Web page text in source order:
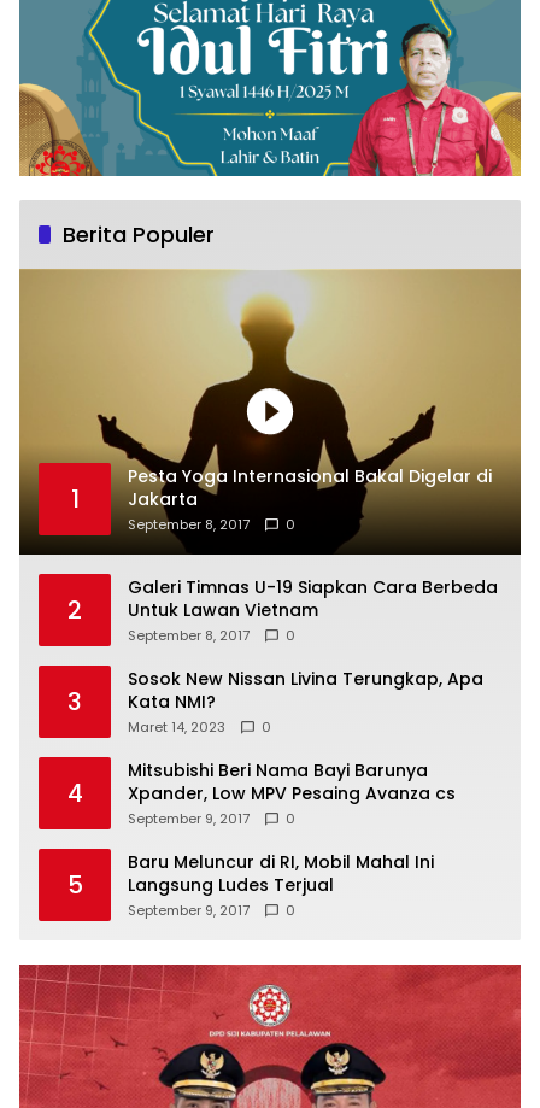
Berita Populer
1
Pesta Yoga Internasional Bakal Digelar di
Jakarta
September 8, 2017 0
2
Galeri Timnas U-19 Siapkan Cara Berbeda
Untuk Lawan Vietnam
September 8, 2017 0
3
Sosok New Nissan Livina Terungkap, Apa
Kata NMI?
Maret 14, 2023 0
4
Mitsubishi Beri Nama Bayi Barunya
Xpander, Low MPV Pesaing Avanza cs
September 9, 2017 0
5
Baru Meluncur di RI, Mobil Mahal Ini
Langsung Ludes Terjual
September 9, 2017 0